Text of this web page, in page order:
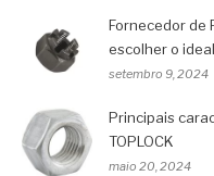
Fornecedor de
escolher o ideal
setembro 9, 2024
Principais
TOPLOCK
maio 20, 2024